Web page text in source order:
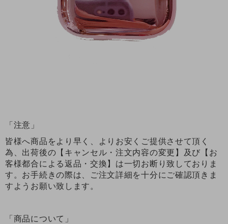
「注意」
皆様へ商品をより早く、よりお安くご提供させて頂く
為、出荷後の【キャンセル・注文内容の変更】及び【お
客様都合による返品・交換】は一切お断り致しておりま
す。お手続きの際は、ご注文詳細を十分にご確認頂きま
すようお願い致します。
「商品について」